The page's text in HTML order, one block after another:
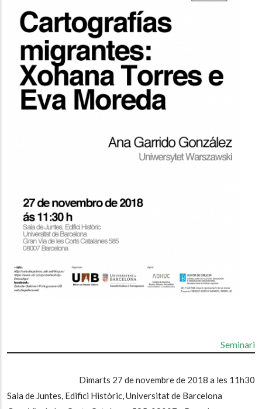
Seminari
Dimarts 27 de novembre de 2018 a les 11h30
Sala de Juntes, Edifici Històric, Universitat de Barcelona